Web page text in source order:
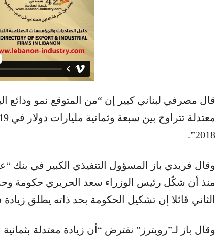
قال مصرفي لبناني كبير إن “من المتوقع نمو ودائع
2018”.
وقال فريدي باز المسؤول التنفيذي الكبير في بنك
منذ أن شكّل رئيس الوزراء سعد الحريري حكومة
الثاني قائلا إن تشكيل الحكومة بحد ذاته يطلق
وقال باز لـ”رويترز” نفترض “أن زيادة معتدلة